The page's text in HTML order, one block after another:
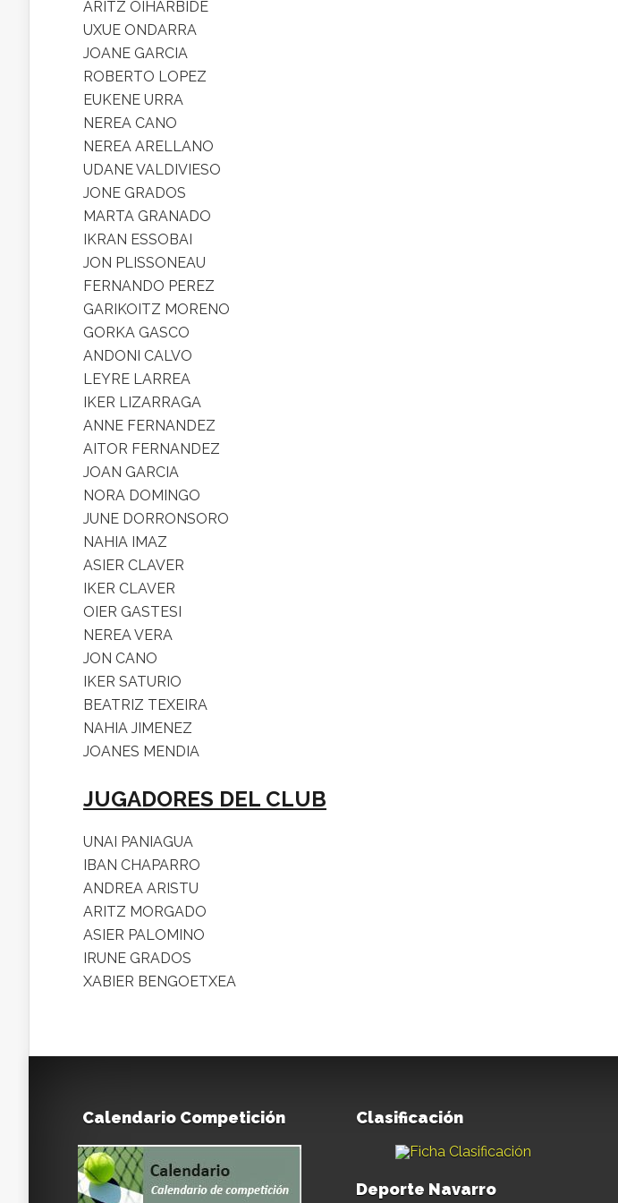
ARITZ OIHARBIDE
UXUE ONDARRA
JOANE GARCIA
ROBERTO LOPEZ
EUKENE URRA
NEREA CANO
NEREA ARELLANO
UDANE VALDIVIESO
JONE GRADOS
MARTA GRANADO
IKRAN ESSOBAI
JON PLISSONEAU
FERNANDO PEREZ
GARIKOITZ MORENO
GORKA GASCO
ANDONI CALVO
LEYRE LARREA
IKER LIZARRAGA
ANNE FERNANDEZ
AITOR FERNANDEZ
JOAN GARCIA
NORA DOMINGO
JUNE DORRONSORO
NAHIA IMAZ
ASIER CLAVER
IKER CLAVER
OIER GASTESI
NEREA VERA
JON CANO
IKER SATURIO
BEATRIZ TEXEIRA
NAHIA JIMENEZ
JOANES MENDIA
JUGADORES DEL CLUB
UNAI PANIAGUA
IBAN CHAPARRO
ANDREA ARISTU
ARITZ MORGADO
ASIER PALOMINO
IRUNE GRADOS
XABIER BENGOETXEA
Calendario Competición Clasificación
Deporte Navarro